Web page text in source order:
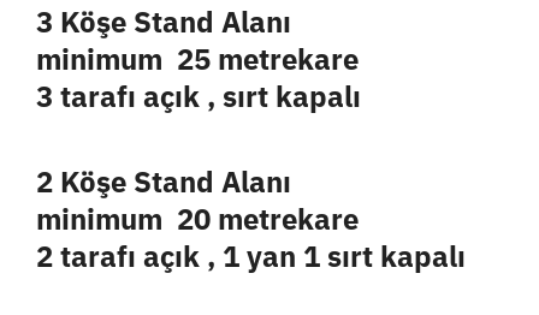
3 Köşe Stand Alanı
minimum 25 metrekare
3 tarafı açık , sırt kapalı
2 Köşe Stand Alanı
minimum 20 metrekare
2 tarafı açık , 1 yan 1 sırt kapalı